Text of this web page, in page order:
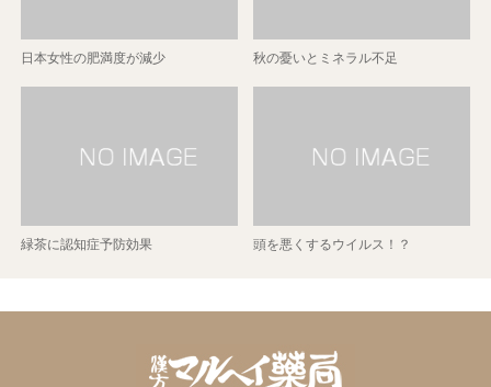
日本女性の肥満度が減少 秋の憂いとミネラル不足
緑茶に認知症予防効果 頭を悪くするウイルス！？